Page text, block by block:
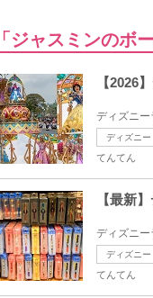
「ジャスミンのボ
【2026
ディズニ
ディズニー
てんてん
【最新
ディズニ
ディズニー
てんてん